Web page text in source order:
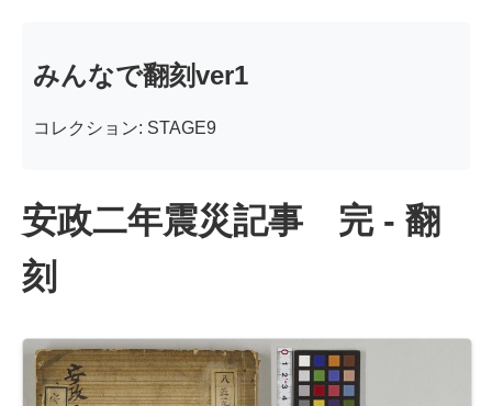
みんなで翻刻ver1
コレクション: STAGE9
安政二年震災記事 完 - 翻
刻